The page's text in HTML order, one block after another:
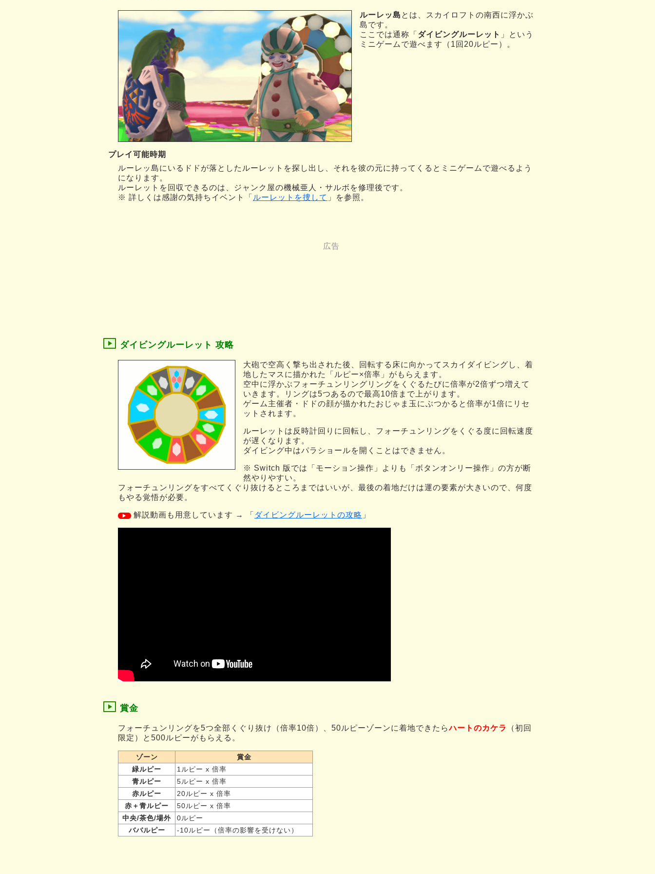
ルーレッ島 とは、スカイロフトの南西に浮かぶ
島です。
ここでは通称「 ダイビングルーレット 」という
ミニゲームで遊べます（1回20ルピー）。
プレイ可能時期
ルーレッ島にいるドドが落としたルーレットを探し出し、それを彼の元に持ってくるとミニゲームで遊べるよう
になります。
ルーレットを回収できるのは、ジャンク屋の機械亜人・サルボを修理後です。
※ 詳しくは感謝の気持ちイベント「 ルーレットを捜して 」を参照。
ダイビングルーレット 攻略
大砲で空高く撃ち出された後、回転する床に向かってスカイダイビングし、着
地したマスに描かれた「ルピー×倍率」がもらえます。
空中に浮かぶフォーチュンリングリングをくぐるたびに倍率が2倍ずつ増えて
いきます。リングは5つあるので最高10倍まで上がります。
ゲーム主催者・ドドの顔が描かれたおじゃま玉にぶつかると倍率が1倍にリセ
ットされます。
ルーレットは反時計回りに回転し、フォーチュンリングをくぐる度に回転速度
が遅くなります。
ダイビング中はパラショールを開くことはできません。
※ Switch 版では「モーション操作」よりも「ボタンオンリー操作」の方が断
然やりやすい。
フォーチュンリングをすべてくぐり抜けるところまではいいが、最後の着地だけは運の要素が大きいので、何度
もやる覚悟が必要。
▶ 解説動画も用意しています → 「 ダイビングルーレットの攻略 」
賞金
フォーチュンリングを5つ全部くぐり抜け（倍率10倍）、50ルピーゾーンに着地できたらハートのカケラ
（初回
限定）と500ルピーがもらえる。
ゾーン
賞金
緑ルピー
1ルピー x 倍率
青ルピー
5ルピー x 倍率
赤ルピー
20ルピー x 倍率
赤＋青ルピー
50ルピー x 倍率
中央/茶色/場外
0ルピー
ババルピー
-10ルピー（倍率の影響を受けない）